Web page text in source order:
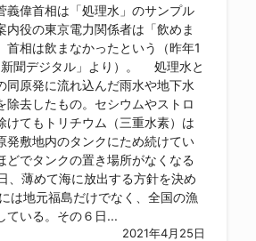
義偉首相は「処理水」のサンプル
内役の東京電力関係者は「飲めま
首相は飲まなかったという（昨年1
新聞デジタル」より）。 処理水と
同原発に流れ込んだ雨水や地下水
除去したもの。セシウムやストロ
けてもトリチウム（三重水素）は
発敷地内のタンクにため続けてい
どでタンクの置き場所がなくなる
、薄めて海に放出する方針を決め
地元福島だけでなく、全国の漁
ている。その６日...
2021年4月25日